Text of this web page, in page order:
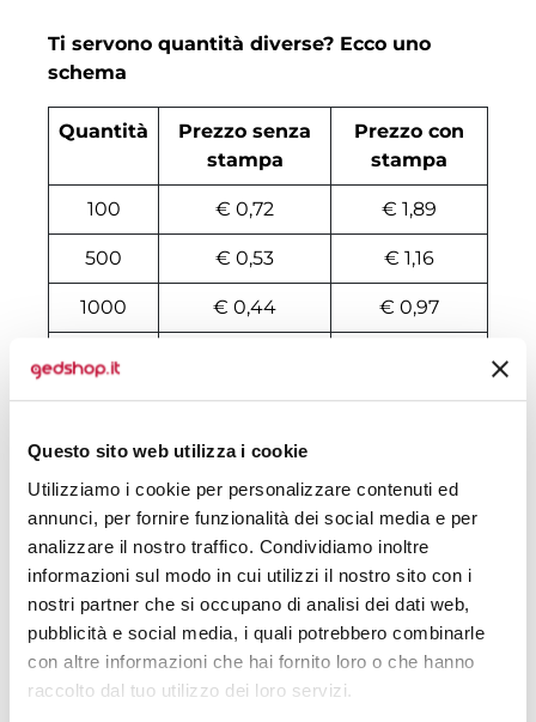
Questo sito web utilizza i cookie
Utilizziamo i cookie per personalizzare contenuti ed
annunci, per fornire funzionalità dei social media e per
analizzare il nostro traffico. Condividiamo inoltre
informazioni sul modo in cui utilizzi il nostro sito con i
nostri partner che si occupano di analisi dei dati web,
pubblicità e social media, i quali potrebbero combinarle
con altre informazioni che hai fornito loro o che hanno
raccolto dal tuo utilizzo dei loro servizi.
Ti servono quantità diverse? Ecco uno
schema
Quantità
Prezzo senza
stampa
Prezzo con
stampa
100 € 0,72 € 1,89
500 € 0,53 € 1,16
1000 € 0,44 € 0,97
2000
3000 € 0,39 € 0,85
4000 € 0,37
€ 0,37
6000 € 0,37 € 0,76
7000 € 0,37 € 0,69
8000 € 0,35 € 0,65
10000 € 0,34